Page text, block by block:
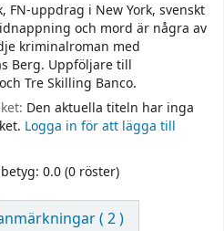
FN-uppdrag i New York, svenskt
och mord är några av
kriminalroman med
Berg. Uppföljare till
Tre Skilling Banco.
Den aktuella titeln har inga
Logga in för att lägga till
0.0 (0 röster)
( 2 )